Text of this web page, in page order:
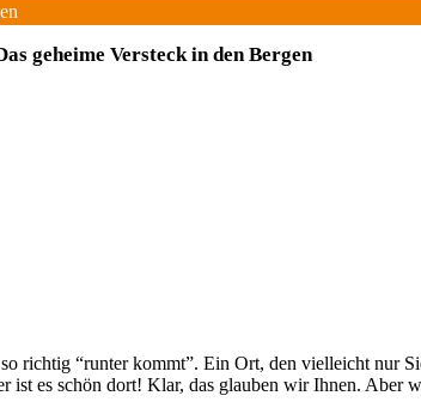
geheime Versteck in den Bergen
richtig “runter kommt”. Ein Ort, den vielleicht nur
es schön dort! Klar, das glauben wir Ihnen. Aber